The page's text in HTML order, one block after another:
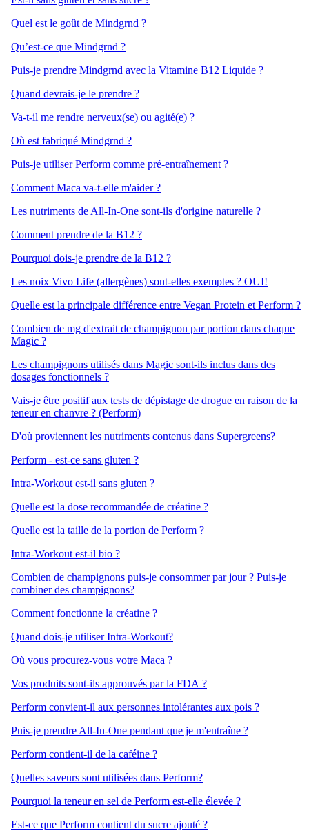
Quel est le goût de Mindgrnd ?
Qu’est-ce que Mindgrnd ?
Puis-je prendre Mindgrnd avec la Vitamine B12 Liquide ?
Quand devrais-je le prendre ?
Va-t-il me rendre nerveux(se) ou agité(e) ?
Où est fabriqué Mindgrnd ?
Puis-je utiliser Perform comme pré-entraînement ?
Comment Maca va-t-elle m'aider ?
Les nutriments de All-In-One sont-ils d'origine naturelle ?
Comment prendre de la B12 ?
Pourquoi dois-je prendre de la B12 ?
Les noix Vivo Life (allergènes) sont-elles exemptes ? OUI!
Quelle est la principale différence entre Vegan Protein et Perform ?
Combien de mg d'extrait de champignon par portion dans chaque
Magic ?
Les champignons utilisés dans Magic sont-ils inclus dans des
dosages fonctionnels ?
Vais-je être positif aux tests de dépistage de drogue en raison de la
teneur en chanvre ? (Perform)
D'où proviennent les nutriments contenus dans Supergreens?
Perform - est-ce sans gluten ?
Intra-Workout est-il sans gluten ?
Quelle est la dose recommandée de créatine ?
Quelle est la taille de la portion de Perform ?
Intra-Workout est-il bio ?
Combien de champignons puis-je consommer par jour ? Puis-je
combiner des champignons?
Comment fonctionne la créatine ?
Quand dois-je utiliser Intra-Workout?
Où vous procurez-vous votre Maca ?
Vos produits sont-ils approuvés par la FDA ?
Perform convient-il aux personnes intolérantes aux pois ?
Puis-je prendre All-In-One pendant que je m'entraîne ?
Perform contient-il de la caféine ?
Quelles saveurs sont utilisées dans Perform?
Pourquoi la teneur en sel de Perform est-elle élevée ?
Est-ce que Perform contient du sucre ajouté ?